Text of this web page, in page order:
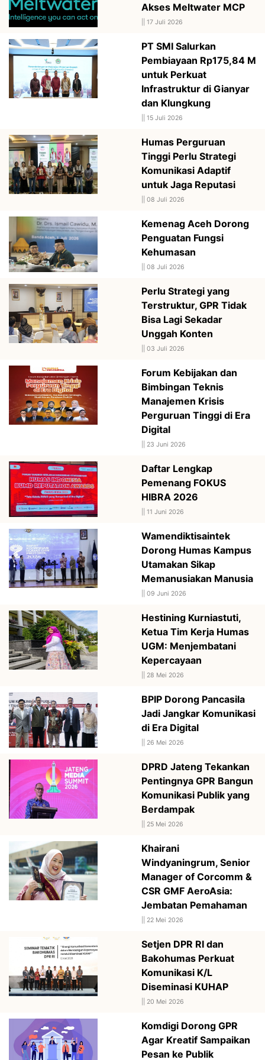
Akses Meltwater MCP
17 Juli 2026
PT SMI Salurkan
Pembiayaan Rp175,84 M
untuk Perkuat
Infrastruktur di Gianyar
dan Klungkung
15 Juli 2026
Humas Perguruan
Tinggi Perlu Strategi
Komunikasi Adaptif
untuk Jaga Reputasi
08 Juli 2026
Kemenag Aceh Dorong
Penguatan Fungsi
Kehumasan
08 Juli 2026
Perlu Strategi yang
Terstruktur, GPR Tidak
Bisa Lagi Sekadar
Unggah Konten
03 Juli 2026
Forum Kebijakan dan
Bimbingan Teknis
Manajemen Krisis
Perguruan Tinggi di Era
Digital
23 Juni 2026
Daftar Lengkap
Pemenang FOKUS
HIBRA 2026
11 Juni 2026
Wamendiktisaintek
Dorong Humas Kampus
Utamakan Sikap
Memanusiakan Manusia
09 Juni 2026
Hestining Kurniastuti,
Ketua Tim Kerja Humas
UGM: Menjembatani
Kepercayaan
28 Mei 2026
BPIP Dorong Pancasila
Jadi Jangkar Komunikasi
di Era Digital
26 Mei 2026
DPRD Jateng Tekankan
Pentingnya GPR Bangun
Komunikasi Publik yang
Berdampak
25 Mei 2026
Khairani
Windyaningrum, Senior
Manager of Corcomm &
CSR GMF AeroAsia:
Jembatan Pemahaman
22 Mei 2026
Setjen DPR RI dan
Bakohumas Perkuat
Komunikasi K/L
Diseminasi KUHAP
20 Mei 2026
Komdigi Dorong GPR
Agar Kreatif Sampaikan
Pesan ke Publik